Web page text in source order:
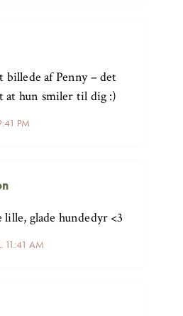
PM
billede af Penny – det
hun smiler til dig :)
11:41 AM
lille, glade hundedyr <3